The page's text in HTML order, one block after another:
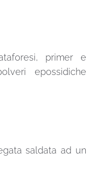
primer e
epossidiche
saldata ad un